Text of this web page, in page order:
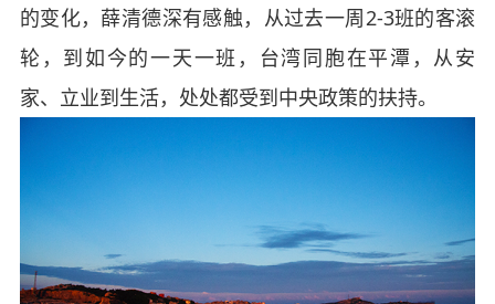
的变化，薛清德深有感触，从过去一周2-3班的客滚
轮，到如今的一天一班，台湾同胞在平潭，从安
家、立业到生活，处处都受到中央政策的扶持。